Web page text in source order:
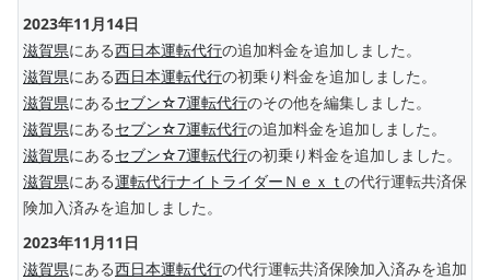
2023年11月14日
滋賀県にある西日本運転代行の追加料金を追加しました。
滋賀県にある西日本運転代行の初乗り料金を追加しました。
滋賀県にあるセブン☆7運転代行のその他を編集しました。
滋賀県にあるセブン☆7運転代行の追加料金を追加しました。
滋賀県にあるセブン☆7運転代行の初乗り料金を追加しました。
滋賀県にある運転代行ナイトライダーＮｅｘｔ の代行運転共済保
険加入済みを追加しました。
2023年11月11日
滋賀県にある西日本運転代行の代行運転共済保険加入済みを追加